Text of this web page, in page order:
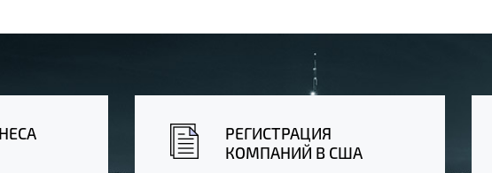
РЕГИСТРАЦИЯ
КОМПАНИЙ В США